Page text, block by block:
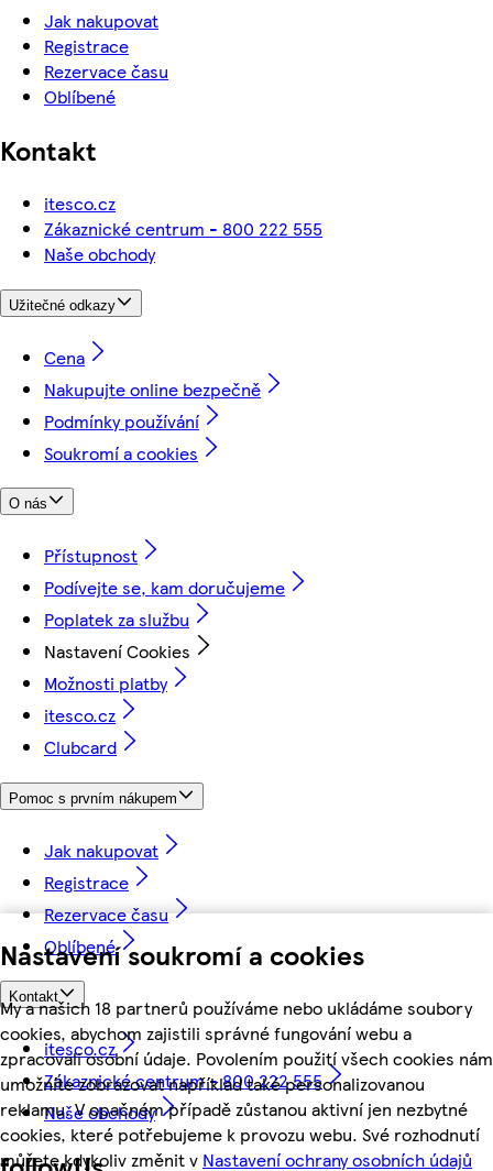
Nastavení soukromí a cookies
My a našich 18 partnerů používáme nebo ukládáme soubory
cookies, abychom zajistili správné fungování webu a
zpracovali osobní údaje. Povolením použití všech cookies nám
umožníte zobrazovat například také personalizovanou
reklamu. V opačném případě zůstanou aktivní jen nezbytné
cookies, které potřebujeme k provozu webu. Své rozhodnutí
můžete kdykoliv změnit v Nastavení ochrany osobních údajů
Jak nakupovat
Registrace
Rezervace času
Oblíbené
Kontakt
itesco.cz
Zákaznické centrum - 800 222 555
Naše obchody
Užitečné odkazy
Cena
Nakupujte online bezpečně
Podmínky používání
Soukromí a cookies
O nás
Přístupnost
Podívejte se, kam doručujeme
Poplatek za službu
Nastavení Cookies
Možnosti platby
itesco.cz
Clubcard
Pomoc s prvním nákupem
Jak nakupovat
Registrace
Rezervace času
Oblíbené
Kontakt
itesco.cz
Zákaznické centrum - 800 222 555
Naše obchody